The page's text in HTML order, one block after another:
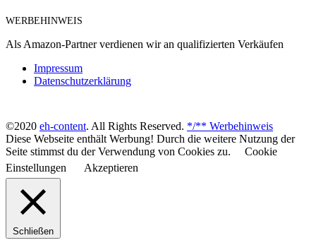
WERBEHINWEIS
Als Amazon-Partner verdienen wir an qualifizierten Verkäufen
Impressum
Datenschutzerklärung
©2020 eh-content. All Rights Reserved. */** Werbehinweis
Diese Webseite enthält Werbung! Durch die weitere Nutzung der
Seite stimmst du der Verwendung von Cookies zu.
Cookie
Einstellungen
Akzeptieren
Schließen